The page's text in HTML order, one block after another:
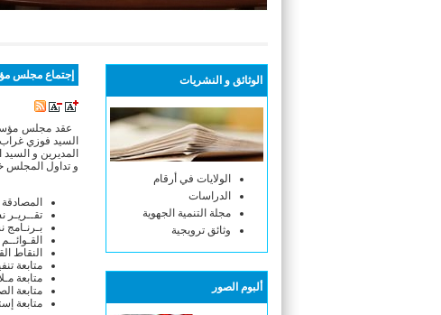
الوثائق و النشريات
الولايات في أرقام
الدراسات
مجلة التنمية الجهوية
وثائق ترويجية
ألبوم الصور
إجتماع مجلس مؤسسة
عقد مجلس مؤسسة
السيد فوزي
المديرين و
و تداول المجلس
تقــريـر
بـرنـامج
النقاط
متابعة
متابعة
متابعة
متابعة